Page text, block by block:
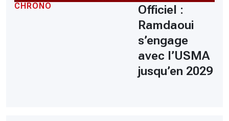
CHRONO
Officiel :
Ramdaoui
s’engage
avec l’USMA
jusqu’en 2029